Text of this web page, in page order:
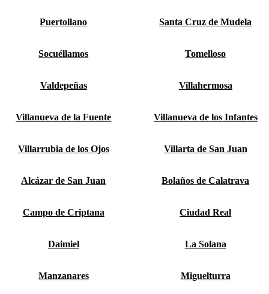
Puertollano Santa Cruz de Mudela
Socuéllamos Tomelloso
Valdepeñas Villahermosa
Villanueva de la Fuente Villanueva de los Infantes
Villarrubia de los Ojos Villarta de San Juan
Alcázar de San Juan Bolaños de Calatrava
Campo de Criptana Ciudad Real
Daimiel La Solana
Manzanares Miguelturra